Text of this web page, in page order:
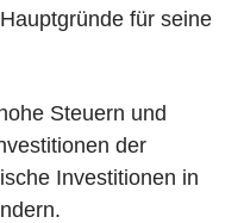
für seine
Steuern und
der
Investitionen in